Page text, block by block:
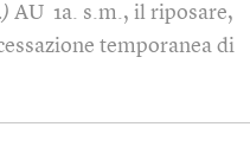
AU 1a. s.m., il riposare,
temporanea di